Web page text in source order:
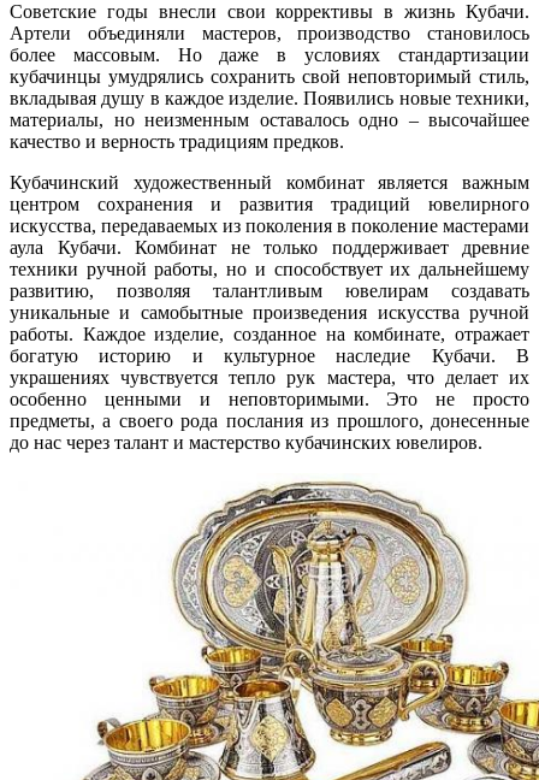
Советские годы внесли свои коррективы в жизнь Кубачи.
Артели объединяли мастеров, производство становилось
более массовым. Но даже в условиях стандартизации
кубачинцы умудрялись сохранить свой неповторимый стиль,
вкладывая душу в каждое изделие. Появились новые техники,
материалы, но неизменным оставалось одно – высочайшее
качество и верность традициям предков.
Кубачинский художественный комбинат является важным
центром сохранения и развития традиций ювелирного
искусства, передаваемых из поколения в поколение мастерами
аула Кубачи. Комбинат не только поддерживает древние
техники ручной работы, но и способствует их дальнейшему
развитию, позволяя талантливым ювелирам создавать
уникальные и самобытные произведения искусства ручной
работы. Каждое изделие, созданное на комбинате, отражает
богатую историю и культурное наследие Кубачи. В
украшениях чувствуется тепло рук мастера, что делает их
особенно ценными и неповторимыми. Это не просто
предметы, а своего рода послания из прошлого, донесенные
до нас через талант и мастерство кубачинских ювелиров.